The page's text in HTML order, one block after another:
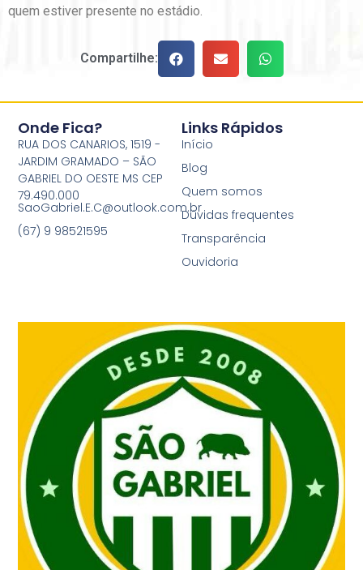
quem estiver presente no estádio.
Compartilhe:
Links Rápidos
Início
Blog
Quem somos
Dúvidas frequentes
Transparência
Ouvidoria
Onde Fica?
RUA DOS CANARIOS, 1519 -
JARDIM GRAMADO – SÃO
GABRIEL DO OESTE MS CEP
79.490.000
SaoGabriel.E.C@outlook.com.br
(67) 9 98521595